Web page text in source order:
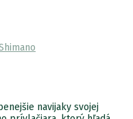
navijaky svojej